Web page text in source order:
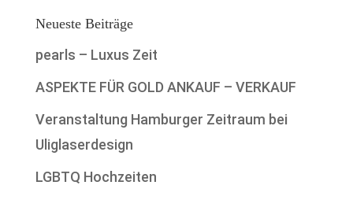
Neueste Beiträge
pearls – Luxus Zeit
ASPEKTE FÜR GOLD ANKAUF – VERKAUF
Veranstaltung Hamburger Zeitraum bei
Uliglaserdesign
LGBTQ Hochzeiten